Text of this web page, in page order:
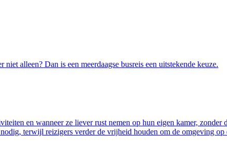
alleen? Dan is een meerdaagse busreis een uitstekende keuze.
en wanneer ze liever rust nemen op hun eigen kamer,
terwijl reizigers verder de vrijheid houden om de omgeving op